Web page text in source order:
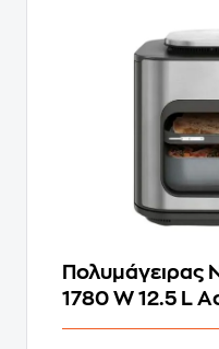
Πολυμάγειρας
1780 W 12.5 L